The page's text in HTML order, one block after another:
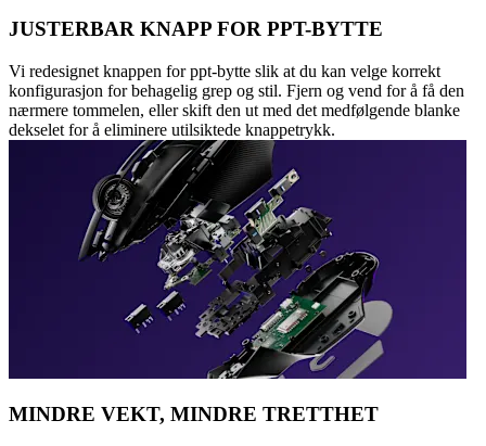
JUSTERBAR KNAPP FOR PPT-BYTTE
Vi redesignet knappen for ppt-bytte slik at du kan velge korrekt
konfigurasjon for behagelig grep og stil. Fjern og vend for å få den
nærmere tommelen, eller skift den ut med det medfølgende blanke
dekselet for å eliminere utilsiktede knappetrykk.
MINDRE VEKT, MINDRE TRETTHET